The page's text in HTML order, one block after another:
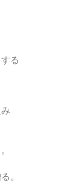
る
。